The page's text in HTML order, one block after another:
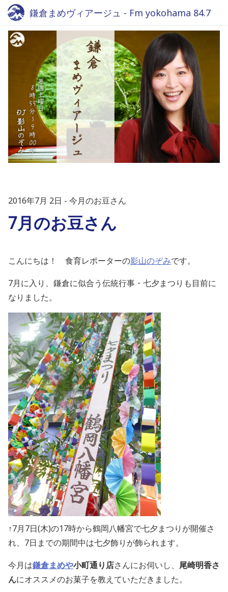
鎌倉まめヴィアージュ - Fm yokohama 84.7
2016年7月 2日 今月のお豆さん
7月のお豆さん
こんにちは！ 食育レポーターの影山のぞみです。
7月に入り、鎌倉に似合う伝統行事・七夕まつりも目前に
なりました。
↑7月7日(木)の17時から鶴岡八幡宮で七夕まつりが開催さ
れ、7日までの期間中は七夕飾りが飾られます。
今月は鎌倉まめや小町通り店さんにお伺いし、 尾崎明香さ
んにオススメのお菓子を教えていただきました。